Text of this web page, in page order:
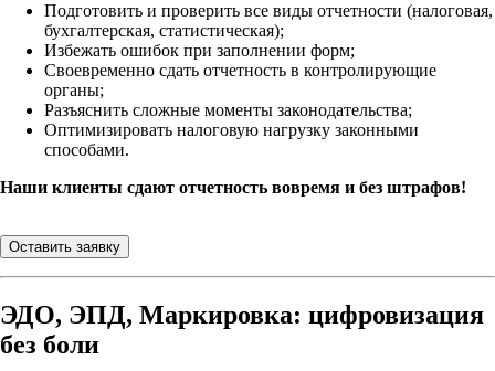
Подготовить и проверить все виды отчетности (налоговая,
бухгалтерская, статистическая);
Избежать ошибок при заполнении форм;
Своевременно сдать отчетность в контролирующие
органы;
Разъяснить сложные моменты законодательства;
Оптимизировать налоговую нагрузку законными
способами.
Наши клиенты сдают отчетность вовремя и без штрафов!
Оставить заявку
ЭДО, ЭПД, Маркировка: цифровизация
без боли